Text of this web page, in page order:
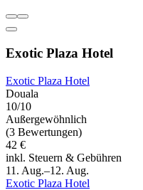
Exotic Plaza Hotel
Exotic Plaza Hotel
Douala
10/10
Außergewöhnlich
(3 Bewertungen)
42 €
inkl. Steuern & Gebühren
11. Aug.–12. Aug.
Exotic Plaza Hotel